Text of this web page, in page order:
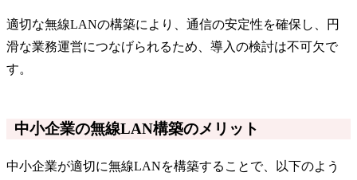
適切な無線LANの構築により、通信の安定性を確保し、円
滑な業務運営につなげられるため、導入の検討は不可欠で
す。
中小企業の無線LAN構築のメリット
中小企業が適切に無線LANを構築することで、以下のよう